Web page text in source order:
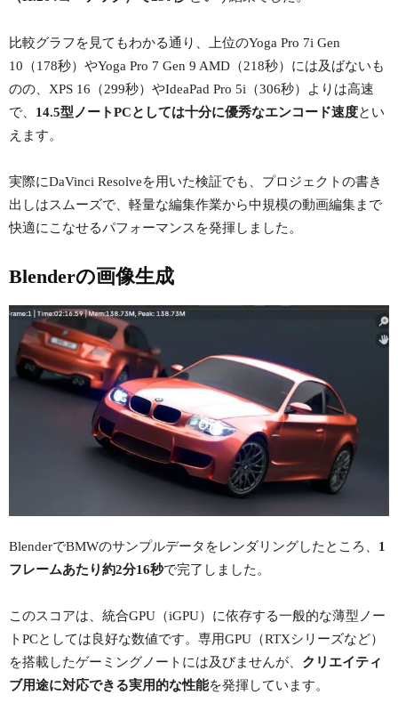
比較グラフを見てもわかる通り、上位のYoga Pro 7i Gen
10（178秒）やYoga Pro 7 Gen 9 AMD（218秒）には及ばないも
のの、XPS 16（299秒）やIdeaPad Pro 5i（306秒）よりは高速
で、 14.5型ノートPCとしては十分に優秀なエンコード速度とい
えます。
実際にDaVinci Resolveを用いた検証でも、プロジェクトの書き
出しはスムーズで、軽量な編集作業から中規模の動画編集まで
快適にこなせるパフォーマンスを発揮しました。
Blenderの画像生成
BlenderでBMWのサンプルデータをレンダリングしたところ、 1
フレームあたり約2分16秒で完了しました。
このスコアは、統合GPU（iGPU）に依存する一般的な薄型ノー
トPCとしては良好な数値です。専用GPU（RTXシリーズなど）
を搭載したゲーミングノートには及びませんが、 クリエイティ
ブ用途に対応できる実用的な性能を発揮しています。